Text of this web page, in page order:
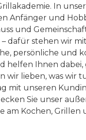
In
Anfänger und
und
dafür stehen wir
persönliche und
helfen Ihnen
wir lieben, was wir
mit unseren
Sie unser
am Kochen, Grillen